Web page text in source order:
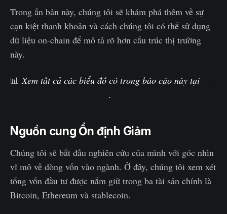
Trong ấn bản này, chúng tôi sẽ khám phá thêm về sự
cạn kiệt thanh khoản và cách chúng tôi có thể sử dụng
dữ liệu on-chain để mô tả rõ hơn cấu trúc thị trường
này.
📊Xem tất cả các biểu đồ có trong báo cáo này tại
.
Nguồn cung Ổn định Giảm
Chúng tôi sẽ bắt đầu nghiên cứu của mình với góc nhìn
vĩ mô về dòng vốn vào ngành. Ở đây, chúng tôi xem xét
tổng vốn đầu tư được nắm giữ trong ba tài sản chính là
Bitcoin, Ethereum và stablecoin.